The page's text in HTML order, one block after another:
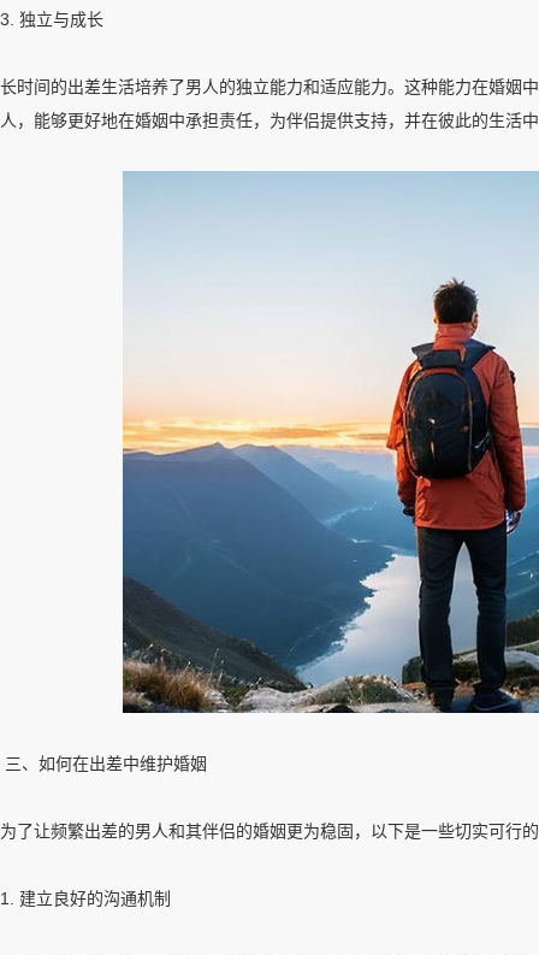
3. 独立与成长
长时间的出差生活培养了男人的独立能力和适应能力。这种能力在婚姻
人，能够更好地在婚姻中承担责任，为伴侣提供支持，并在彼此的生活
三、如何在出差中维护婚姻
为了让频繁出差的男人和其伴侣的婚姻更为稳固，以下是一些切实可行
1. 建立良好的沟通机制